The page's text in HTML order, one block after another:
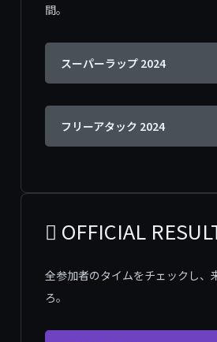
間。
スーパーラップ 2024
フリーアタック 2024
 OFFICIAL
全参加者のタイムをチェックし、
ろ。